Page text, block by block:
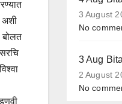
अशी
बोलत
3 August
No
3 Aug
2 August
No